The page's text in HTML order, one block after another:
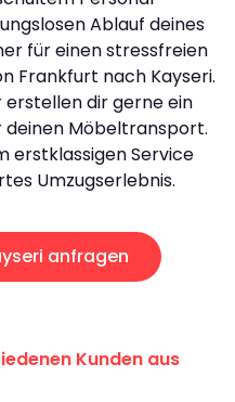
Ablauf deines
für einen stressfreien
Frankfurt nach Kayseri.
dir gerne ein
Möbeltransport.
erstklassigen Service
Umzugserlebnis.
anfragen
Kunden aus